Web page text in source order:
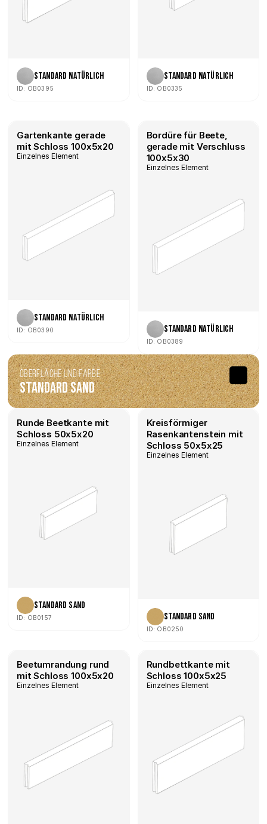
Standard Natürlich
ID: OB0395
Standard Natürlich
ID: OB0335
Gartenkante gerade
mit Schloss 100x5x20
Einzelnes Element
Standard Natürlich
ID: OB0390
Bordüre für Beete,
gerade mit Verschluss
100x5x30
Einzelnes Element
Standard Natürlich
ID: OB0389
Oberfläche und Farbe
Standard Sand
Runde Beetkante mit
Schloss 50x5x20
Einzelnes Element
Standard Sand
ID: OB0157
Kreisförmiger
Rasenkantenstein mit
Schloss 50x5x25
Einzelnes Element
Standard Sand
ID: OB0250
Beetumrandung rund
mit Schloss 100x5x20
Einzelnes Element
Rundbettkante mit
Schloss 100x5x25
Einzelnes Element